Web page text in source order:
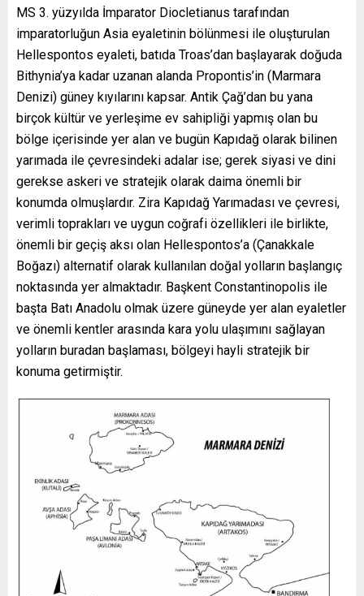
MS 3. yüzyılda İmparator Diocletianus tarafından
imparatorluğun Asia eyaletinin bölünmesi ile oluşturulan
Hellespontos eyaleti, batıda Troas’dan başlayarak doğuda
Bithynia’ya kadar uzanan alanda Propontis’in (Marmara
Denizi) güney kıyılarını kapsar. Antik Çağ’dan bu yana
birçok kültür ve yerleşime ev sahipliği yapmış olan bu
bölge içerisinde yer alan ve bugün Kapıdağ olarak bilinen
yarımada ile çevresindeki adalar ise; gerek siyasi ve dini
gerekse askeri ve stratejik olarak daima önemli bir
konumda olmuşlardır. Zira Kapıdağ Yarımadası ve çevresi,
verimli toprakları ve uygun coğrafi özellikleri ile birlikte,
önemli bir geçiş aksı olan Hellespontos’a (Çanakkale
Boğazı) alternatif olarak kullanılan doğal yolların başlangıç
noktasında yer almaktadır. Başkent Constantinopolis ile
başta Batı Anadolu olmak üzere güneyde yer alan eyaletler
ve önemli kentler arasında kara yolu ulaşımını sağlayan
yolların buradan başlaması, bölgeyi hayli stratejik bir
konuma getirmiştir.